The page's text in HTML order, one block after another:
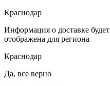
Краснодар
Информация о доставке будет
отображена для региона
Краснодар
Да, все верно